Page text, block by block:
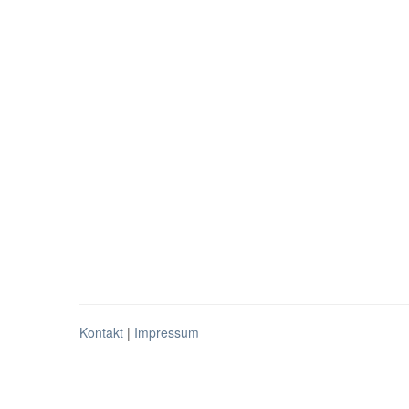
Kontakt | Impressum